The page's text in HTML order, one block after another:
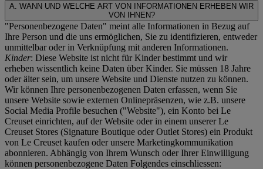
A. WANN UND WELCHE ART VON INFORMATIONEN ERHEBEN WIR
VON IHNEN?
"Personenbezogene Daten" meint alle Informationen in Bezug auf
Ihre Person und die uns ermöglichen, Sie zu identifizieren, entweder
unmittelbar oder in Verknüpfung mit anderen Informationen.
Kinder: Diese Website ist nicht für Kinder bestimmt und wir
erheben wissentlich keine Daten über Kinder. Sie müssen 18 Jahre
oder älter sein, um unsere Website und Dienste nutzen zu können.
Wir können Ihre personenbezogenen Daten erfassen, wenn Sie
unsere Website sowie externen Onlinepräsenzen, wie z.B. unsere
Social Media Profile besuchen ("Website"), ein Konto bei Le
Creuset einrichten, auf der Website oder in einem unserer Le
Creuset Stores (Signature Boutique oder Outlet Stores) ein Produkt
von Le Creuset kaufen oder unsere Marketingkommunikation
abonnieren. Abhängig von Ihrem Wunsch oder Ihrer Einwilligung
können personenbezogene Daten Folgendes einschliessen: